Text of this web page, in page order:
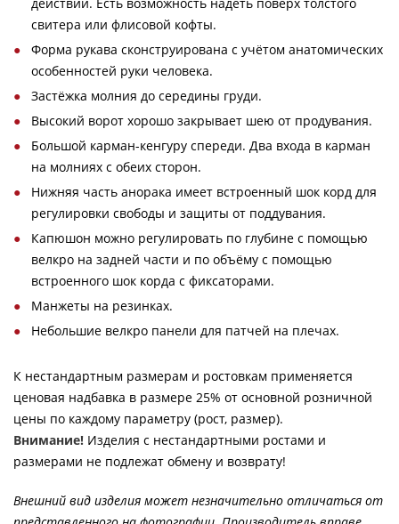
свитера или флисовой кофты.
Форма рукава сконструирована с учётом анатомических
особенностей руки человека.
Застёжка молния до середины груди.
Высокий ворот хорошо закрывает шею от продувания.
Большой карман-кенгуру спереди. Два входа в карман
на молниях с обеих сторон.
Нижняя часть анорака имеет встроенный шок корд для
регулировки свободы и защиты от поддувания.
Капюшон можно регулировать по глубине с помощью
велкро на задней части и по объёму с помощью
встроенного шок корда с фиксаторами.
Манжеты на резинках.
Небольшие велкро панели для патчей на плечах.
К нестандартным размерам и ростовкам применяется
ценовая надбавка в размере 25% от основной розничной
цены по каждому параметру (рост, размер).
Внимание! Изделия с нестандартными ростами и
размерами не подлежат обмену и возврату!
Внешний вид изделия может незначительно отличаться от